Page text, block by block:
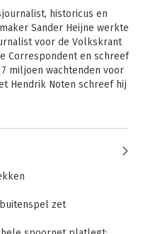
historicus en
Sander Heijne werkte
voor de Volkskrant
Correspondent en schreef
miljoen wachtenden voor
Hendrik Noten schreef hij
Sander Heijne
zet